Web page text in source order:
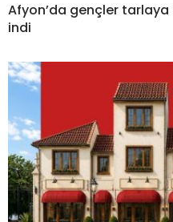
Afyon’da gençler tarlaya
indi